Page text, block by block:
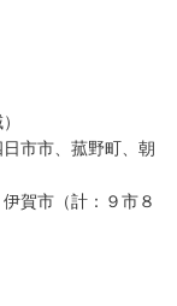
市市、菰野町、朝
賀市（計：９市８